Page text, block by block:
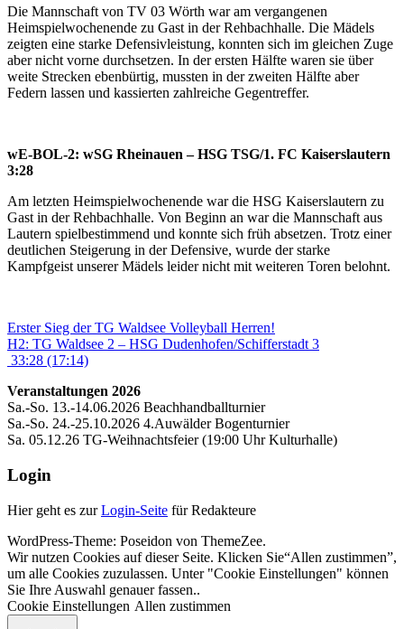
Die Mannschaft von TV 03 Wörth war am vergangenen
Heimspielwochenende zu Gast in der Rehbachhalle. Die Mädels
zeigten eine starke Defensivleistung, konnten sich im gleichen Zuge
aber nicht vorne durchsetzen. In der ersten Hälfte waren sie über
weite Strecken ebenbürtig, mussten in der zweiten Hälfte aber
Federn lassen und kassierten zahlreiche Gegentreffer.
wE-BOL-2: wSG Rheinauen – HSG TSG/1. FC Kaiserslautern
3:28
Am letzten Heimspielwochenende war die HSG Kaiserslautern zu
Gast in der Rehbachhalle. Von Beginn an war die Mannschaft aus
Lautern spielbestimmend und konnte sich früh absetzen. Trotz einer
deutlichen Steigerung in der Defensive, wurde der starke
Kampfgeist unserer Mädels leider nicht mit weiteren Toren belohnt.
Beitragsnavigation
Vorheriger
Beitrag:
Erster Sieg der TG Waldsee Volleyball Herren!
Nächster
Beitrag:
H2: TG Waldsee 2 – HSG Dudenhofen/Schifferstadt 3
33:28 (17:14)
Veranstaltungen 2026
Sa.-So. 13.-14.06.2026 Beachhandballturnier
Sa.-So. 24.-25.10.2026 4.Auwälder Bogenturnier
Sa. 05.12.26 TG-Weihnachtsfeier (19:00 Uhr Kulturhalle)
Login
Hier geht es zurLogin-Seite für Redakteure
WordPress-Theme: Poseidon von ThemeZee.
Wir nutzen Cookies auf dieser Seite. Klicken Sie“Allen zustimmen”,
um alle Cookies zuzulassen. Unter "Cookie Einstellungen" können
Sie Ihre Auswahl genauer fassen..
Cookie Einstellungen Allen zustimmen